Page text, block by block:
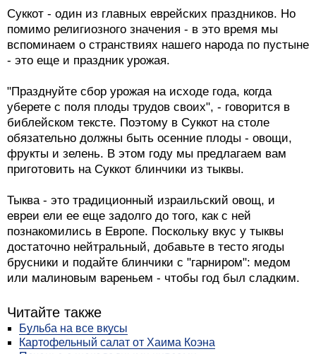
помимо религиозного значения - в это время мы
вспоминаем о странствиях нашего народа по пустыне
- это еще и праздник урожая.
"Празднуйте сбор урожая на исходе года, когда
уберете с поля плоды трудов своих", - говорится в
библейском тексте. Поэтому в Суккот на столе
обязательно должны быть осенние плоды - овощи,
фрукты и зелень. В этом году мы предлагаем вам
приготовить на Суккот блинчики из тыквы.
Тыква - это традиционный израильский овощ, и
евреи ели ее еще задолго до того, как с ней
познакомились в Европе. Поскольку вкус у тыквы
достаточно нейтральный, добавьте в тесто ягоды
брусники и подайте блинчики с "гарниром": медом
или малиновым вареньем - чтобы год был сладким.
Бульба на все вкусы
Картофельный салат от Хаима Коэна
Печенье с шоколадными чипсами
Пост на Тиша бе-Ав: что следует есть накануне и на